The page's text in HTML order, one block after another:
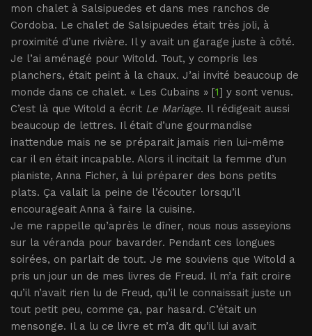
mon chalet à Salsipuedes et dans mes ranchos de
Cordoba. Le chalet de Salsipuedes était très joli, à
proximité d’une rivière. Il y avait un garage juste à côté.
Je l’ai aménagé pour Witold. Tout, y compris les
planchers, était peint à la chaux. J’ai invité beaucoup de
monde dans ce chalet. « Les Cubains » [1] y sont venus.
C’est là que Witold a écrit Le Mariage. Il rédigeait aussi
beaucoup de lettres. Il était d’une gourmandise
inattendue mais ne se préparait jamais rien lui-même
car il en était incapable. Alors il incitait la femme d’un
pianiste, Anna Ficher, à lui préparer des bons petits
plats. Ça valait la peine de l’écouter lorsqu’il
encourageait Anna à faire la cuisine.
Je me rappelle qu’après le dîner, nous nous asseyions
sur la véranda pour bavarder. Pendant ces longues
soirées, on parlait de tout. Je me souviens que Witold a
pris un jour un de mes livres de Freud. Il m’a fait croire
qu’il n’avait rien lu de Freud, qu’il le connaissait juste un
tout petit peu, comme ça, par hasard. C’était un
mensonge. Il a lu ce livre et m’a dit qu’il lui avait